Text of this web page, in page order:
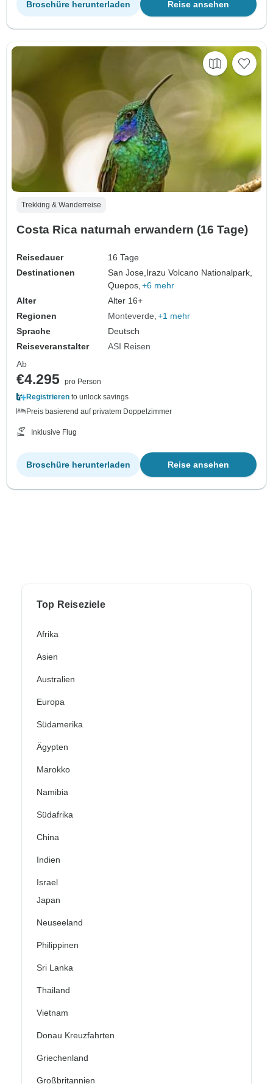
Reise ansehen
Broschüre herunterladen
Trekking & Wanderreise
Costa Rica naturnah erwandern (16 Tage)
Reisedauer
16 Tage
Destinationen
San Jose, Irazu Volcano Nationalpark,
Quepos, +6 mehr
Alter
Alter 16+
Regionen
Monteverde +1 mehr
Sprache
Deutsch
Reiseveranstalter
ASI Reisen
Ab
€4.295 pro Person
Registrieren to unlock savings
Preis basierend auf privatem Doppelzimmer
Inklusive Flug
Reise ansehen
Broschüre herunterladen
Top Reiseziele
Afrika
Asien
Australien
Europa
Südamerika
Ägypten
Marokko
Namibia
Südafrika
China
Indien
Israel
Japan
Neuseeland
Philippinen
Sri Lanka
Thailand
Vietnam
Donau Kreuzfahrten
Griechenland
Großbritannien